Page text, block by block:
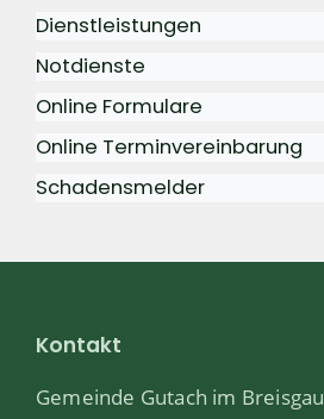
Dienstleistungen
Notdienste
Online Formulare
Online Terminvereinbarung
Schadensmelder
Kontakt
Gemeinde Gutach im Breisgau